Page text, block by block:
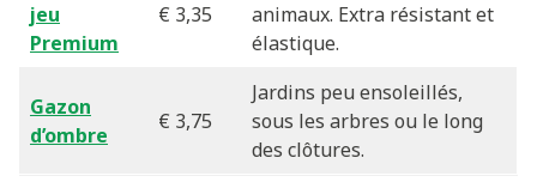
jeu
Premium
€ 3,35
animaux. Extra résistant et
élastique.
Gazon
d’ombre
€ 3,75
Jardins peu ensoleillés,
sous les arbres ou le long
des clôtures.